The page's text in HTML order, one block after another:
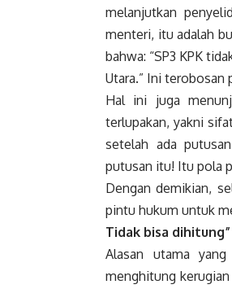
melanjutkan
menteri, itu adalah
bahwa: “SP3 KPK
Utara.” Ini terobosan
Hal ini juga
terlupakan, yakni
setelah ada
putusan itu! Itu pola
Dengan demikian,
pintu hukum untuk
Tidak bisa
Alasan utama
menghitung